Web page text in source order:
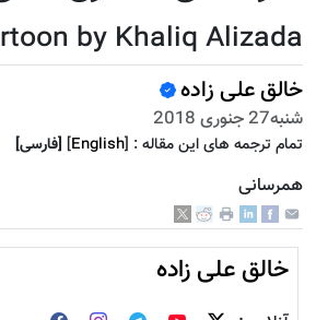
by Khaliq Alizada
خالق علی زاده
شنبه27 جنوری 2018
تمام ترجمه هاى اين مقاله : [English] [فارسى]
همرسانی
خالق علی زاده